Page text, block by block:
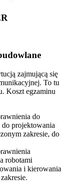
zajmującą się
To tu
Koszt egzaminu
do
projektowania
zakresie, do
robotami
i kierowania